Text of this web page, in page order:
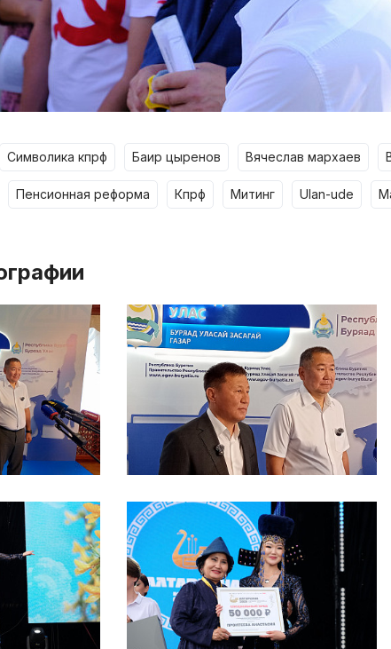
символика кпрф баир цыренов вячеслав мархаев
пенсионная реформа кпрф митинг ulan-ude